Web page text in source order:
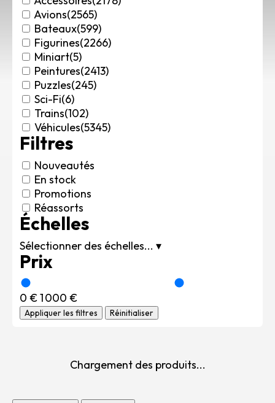
Rechercher des produits...
Mon panier 0
0,00€
Connexion / Inscription
Véhicules
Avions
Bateaux
Trains
Figurines
Accessoires
Puzzles
Carte cadeau
Maquette par marque
Avions(2565)
Bateaux(599)
Figurines(2266)
Miniart(5)
Peintures(2413)
Puzzles(245)
Sci-Fi(6)
Trains(102)
Véhicules(5345)
Filtres
Nouveautés
En stock
Promotions
Réassorts
Échelles
Sélectionner des échelles... ▾
Prix
0 €1 000 €
Appliquer les filtres Réinitialiser
Chargement des produits...